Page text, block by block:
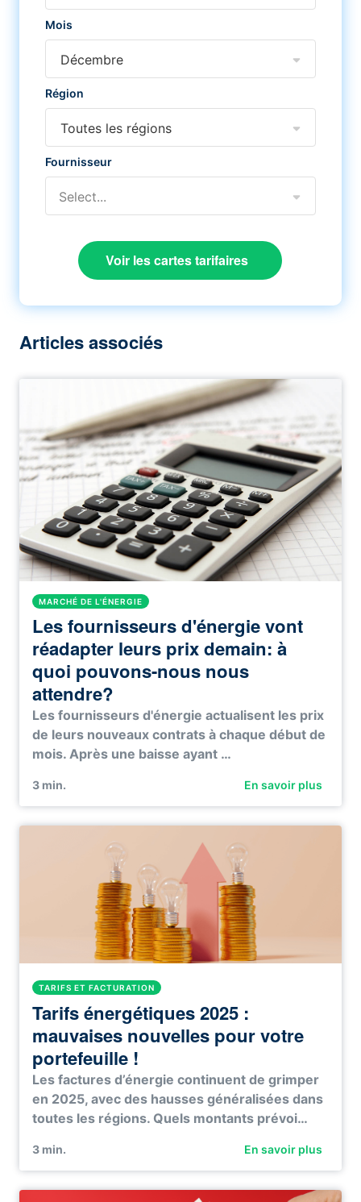
Mois
Décembre
Région
Toutes les régions
Fournisseur
Select...
Voir les cartes tarifaires
Articles associés
MARCHÉ DE L'ÉNERGIE
Les fournisseurs d'énergie vont
réadapter leurs prix demain: à
quoi pouvons-nous nous
attendre?
Les fournisseurs d'énergie actualisent les prix
de leurs nouveaux contrats à chaque début de
mois. Après une baisse ayant …
3 min. En savoir plus
TARIFS ET FACTURATION
Tarifs énergétiques 2025 :
mauvaises nouvelles pour votre
portefeuille !
Les factures d’énergie continuent de grimper
en 2025, avec des hausses généralisées dans
toutes les régions. Quels montants prévoi…
3 min. En savoir plus